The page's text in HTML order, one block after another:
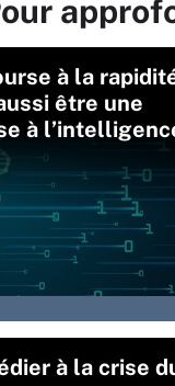
à la
être une
à
à la crise